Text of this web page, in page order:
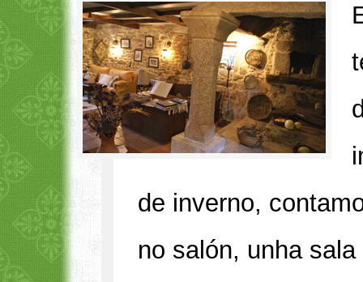
de inverno,
no salón, unha